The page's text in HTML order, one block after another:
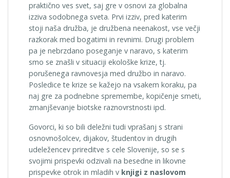
praktično ves svet, saj gre v osnovi za globalna
izziva sodobnega sveta. Prvi izziv, pred katerim
stoji naša družba, je družbena neenakost, vse večji
razkorak med bogatimi in revnimi. Drugi problem
pa je nebrzdano poseganje v naravo, s katerim
smo se znašli v situaciji ekološke krize, tj.
porušenega ravnovesja med družbo in naravo.
Posledice te krize se kažejo na vsakem koraku, pa
naj gre za podnebne spremembe, kopičenje smeti,
zmanjševanje biotske raznovrstnosti ipd.
Govorci, ki so bili deležni tudi vprašanj s strani
osnovnošolcev, dijakov, študentov in drugih
udeležencev prireditve s cele Slovenije, so se s
svojimi prispevki odzivali na besedne in likovne
prispevke otrok in mladih v knjigi z naslovom